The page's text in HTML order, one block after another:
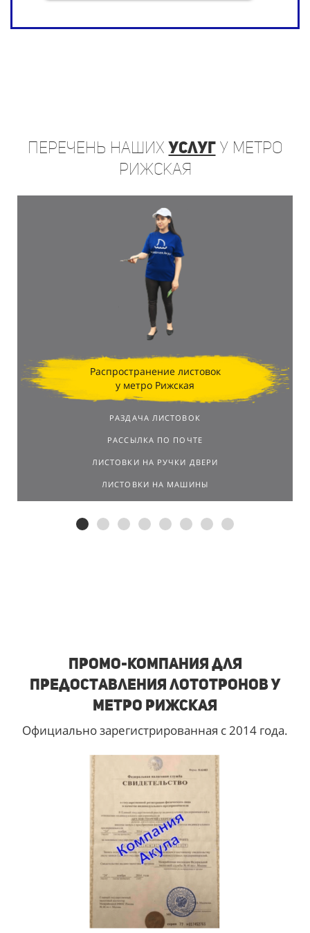
Перечень нашихуслугу метро
Рижская
Распространение листовок
у метро Рижская
РАЗДАЧА ЛИСТОВОК
РАССЫЛКА ПО ПОЧТЕ
ЛИСТОВКИ НА РУЧКИ ДВЕРИ
ЛИСТОВКИ НА МАШИНЫ
Промо-компания для
предоставления лототронов у
метро Рижская
Официально зарегистрированная с 2014 года.